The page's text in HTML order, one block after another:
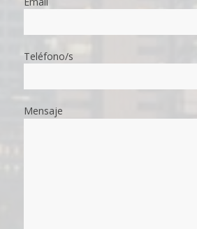
Teléfono/s
Mensaje